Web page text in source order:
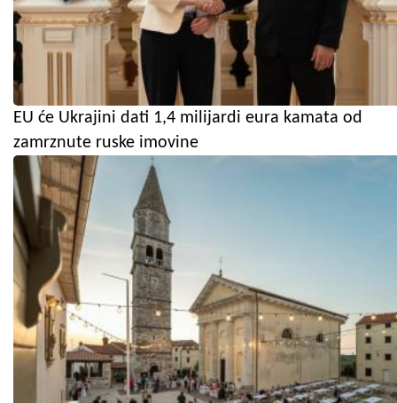
EU će Ukrajini dati 1,4 milijardi eura kamata od
zamrznute ruske imovine